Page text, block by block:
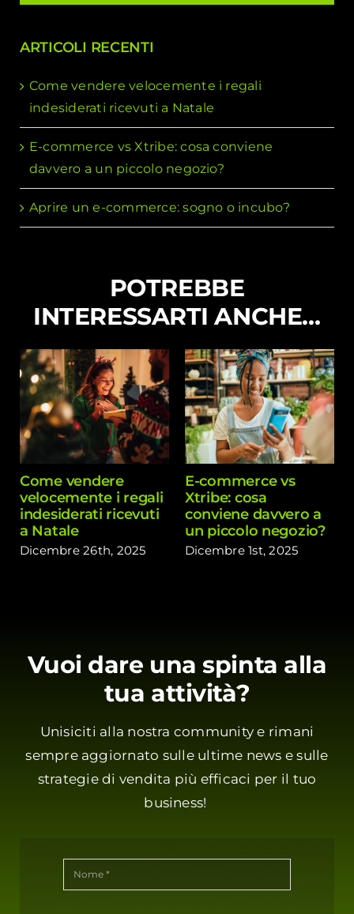
ARTICOLI RECENTI
Come vendere velocemente i regali
indesiderati ricevuti a Natale
E-commerce vs Xtribe: cosa conviene
davvero a un piccolo negozio?
Aprire un e-commerce: sogno o incubo?
POTREBBE
INTERESSARTI ANCHE…
Come vendere
velocemente i regali
indesiderati ricevuti
a Natale
Dicembre 26th, 2025
E-commerce vs
Xtribe: cosa
conviene davvero a
un piccolo negozio?
Dicembre 1st, 2025
Vuoi dare una spinta alla
tua attività?
Unisiciti alla nostra community e rimani
sempre aggiornato sulle ultime news e sulle
strategie di vendita più efficaci per il tuo
business!